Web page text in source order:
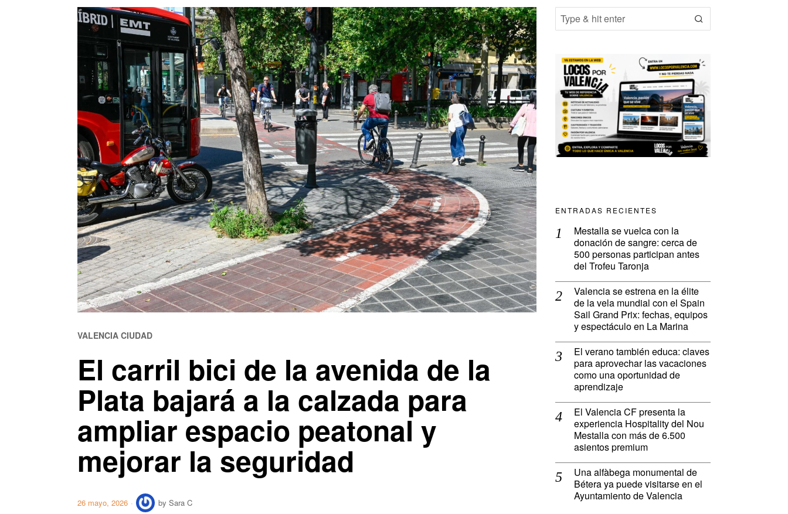
VALENCIA CIUDAD
El carril bici de la avenida de la
Plata bajará a la calzada para
ampliar espacio peatonal y
mejorar la seguridad
26 mayo, 2026 by Sara C
ENTRADAS RECIENTES
Mestalla se vuelca con la
donación de sangre: cerca de
500 personas participan antes
del Trofeu Taronja
Valencia se estrena en la élite
de la vela mundial con el Spain
Sail Grand Prix: fechas, equipos
y espectáculo en La Marina
El verano también educa: claves
para aprovechar las vacaciones
como una oportunidad de
aprendizaje
El Valencia CF presenta la
experiencia Hospitality del Nou
Mestalla con más de 6.500
asientos premium
Una alfàbega monumental de
Bétera ya puede visitarse en el
Ayuntamiento de Valencia